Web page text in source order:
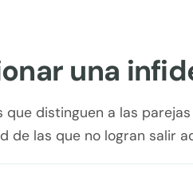
una
que distinguen a las
de las que no logran salir